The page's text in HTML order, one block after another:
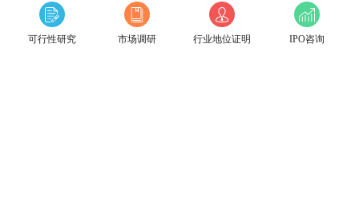
可行性研究 市场调研 行业地位证明 IPO咨询